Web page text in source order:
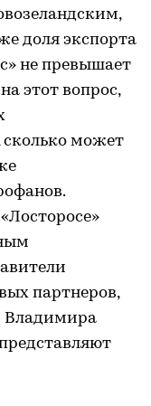
доля экспорта
не превышает
этот вопрос,
сколько может
партнеров,
Владимира